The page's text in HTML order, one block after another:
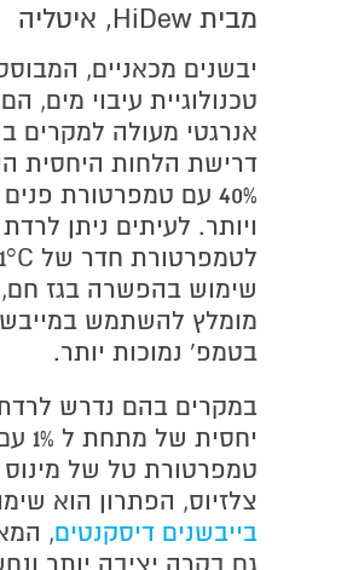
מבית HiDew, איטליה
יבשנים מכאניים,
טכנולוגיית עיבוי מים,
אנרגטי מעולה למקרים
דרישת הלחות היחסית
ויותר. לעיתים ניתן לרדת
שימוש בהפשרה בגז
מומלץ להשתמש
בטמפ' נמוכות יותר.
במקרים בהם נדרש
יחסית של מתחת
צלזיוס, הפתרון הוא
בייבשנים דיסקנטים,